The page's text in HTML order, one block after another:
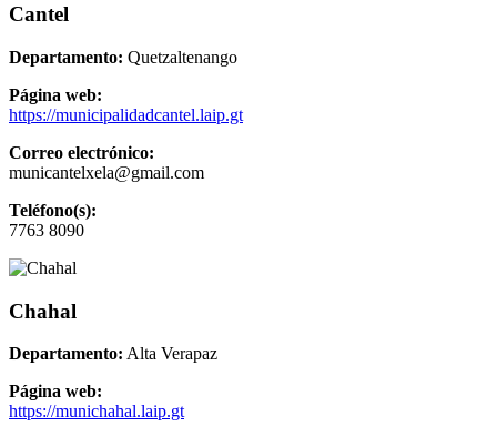
Cantel
Departamento: Quetzaltenango
Página web:
https://municipalidadcantel.laip.gt
Correo electrónico:
municantelxela@gmail.com
Teléfono(s):
7763 8090
Chahal
Departamento: Alta Verapaz
Página web:
https://munichahal.laip.gt